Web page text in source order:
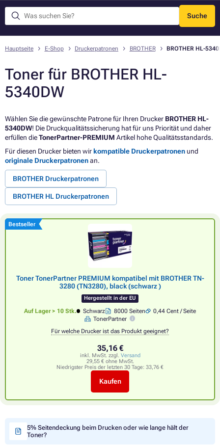
Suche
Menü
Hauptseite E-Shop Druckerpatronen BROTHER BROTHER HL-
Toner für BROTHER HL-
5340DW
Wählen Sie die gewünschte Patrone für Ihren Drucker BROTHER HL-
5340DW! Die Druckqualitätssicherung hat für uns Priorität und daher
erfüllen dieTonerPartner-PREMIUM Artikel hohe Qualitätsstandards.
Für diesen Drucker bieten wir kompatible Druckerpatronen und
originale Druckerpatronenan.
BROTHER Druckerpatronen
BROTHER HL Druckerpatronen
Bestseller
Toner TonerPartner PREMIUM kompatibel mit BROTHER TN-
3280 (TN3280), black (schwarz )
Hergestellt in der EU
Auf Lager > 10 Stk. Schwarz 8000 Seiten
0,44 Cent / Seite
TonerPartner
Für welche Drucker ist das Produkt geeignet?
35,16 €
inkl. MwSt. zzgl. Versand
29,55 € ohne MwSt.
Niedrigster Preis der letzten 30 Tage: 33,76 €
Kaufen
5% Seitendeckung beim Drucken oder wie lange hält der
Toner?